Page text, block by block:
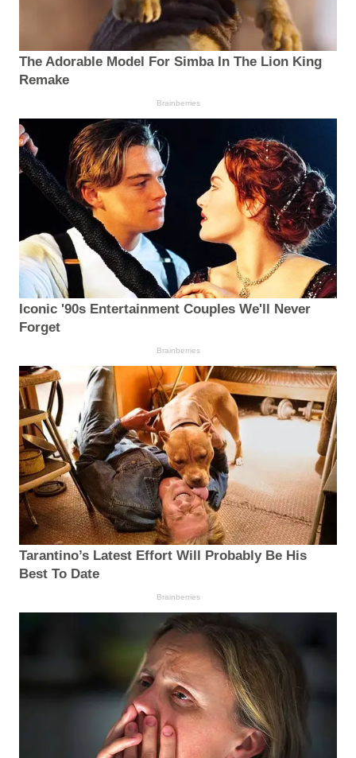
The Adorable Model For Simba In The Lion King
Remake
Brainberries
Iconic '90s Entertainment Couples We'll Never
Forget
Brainberries
Tarantino’s Latest Effort Will Probably Be His
Best To Date
Brainberries